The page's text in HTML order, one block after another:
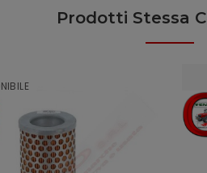
Prodotti Stessa